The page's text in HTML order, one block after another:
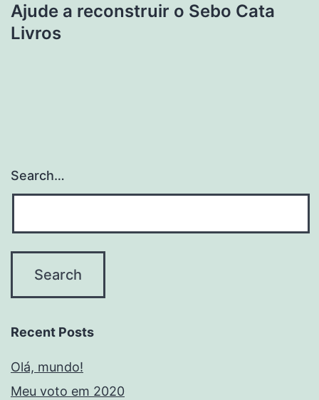
Ajude a reconstruir o Sebo Cata
Livros
Search…
Recent Posts
Olá, mundo!
Meu voto em 2020